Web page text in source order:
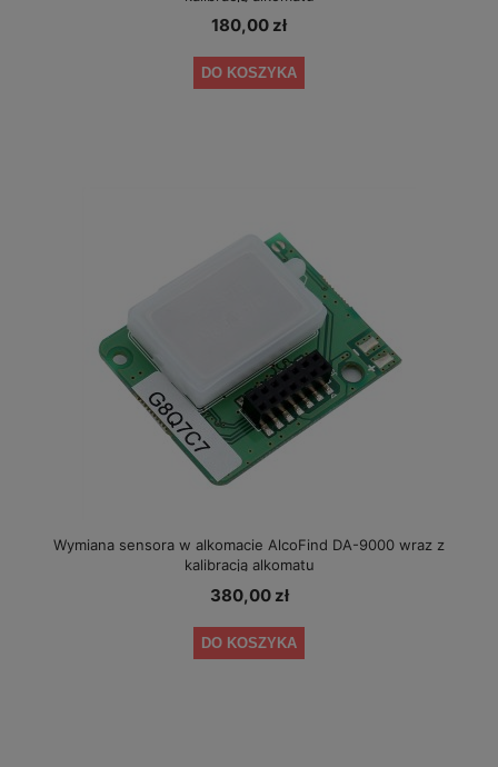
180,00 zł
DO KOSZYKA
Wymiana sensora w alkomacie AlcoFind DA-9000 wraz z
kalibracją alkomatu
380,00 zł
DO KOSZYKA